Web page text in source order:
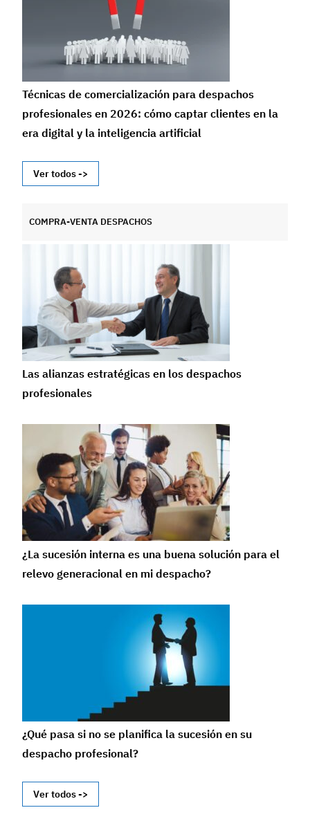
Técnicas de comercialización para despachos
profesionales en 2026: cómo captar clientes en la
era digital y la inteligencia artificial
Ver todos ->
COMPRA-VENTA DESPACHOS
Las alianzas estratégicas en los despachos
profesionales
¿La sucesión interna es una buena solución para el
relevo generacional en mi despacho?
¿Qué pasa si no se planifica la sucesión en su
despacho profesional?
Ver todos ->